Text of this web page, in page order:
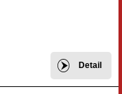
Detail